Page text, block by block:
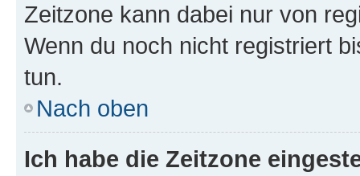
Zeitzone kann dabei nur von
Wenn du noch nicht registriert
tun.
Nach oben
Ich habe die Zeitzone